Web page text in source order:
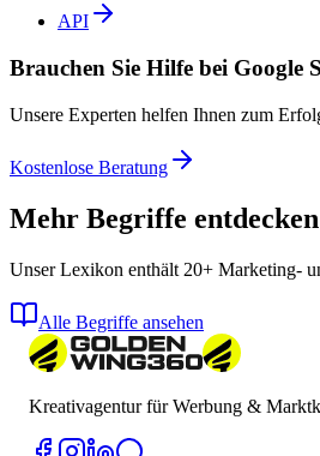
API
Brauchen Sie Hilfe bei Google
Unsere Experten helfen Ihnen zum
Kostenlose Beratung
Mehr Begriffe entdecken
Unser Lexikon enthält 20+ Marketing-
Alle Begriffe ansehen
Kreativagentur für Werbung &